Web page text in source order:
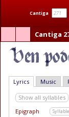
Cantiga
Cantiga
Lyrics Music
Show all syllables
Epigraph